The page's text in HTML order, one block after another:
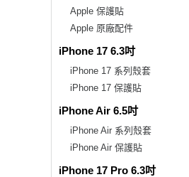
Apple 保護貼
Apple 原廠配件
iPhone 17 6.3吋
iPhone 17 系列殼套
iPhone 17 保護貼
iPhone Air 6.5吋
iPhone Air 系列殼套
iPhone Air 保護貼
iPhone 17 Pro 6.3吋